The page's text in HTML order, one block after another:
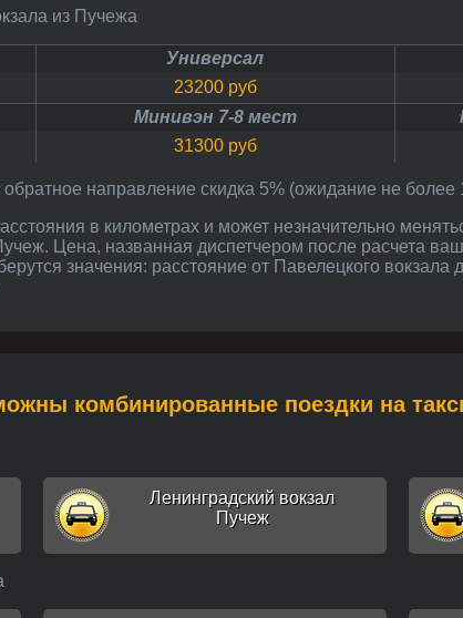
из Пучежа
Универсал
23200 руб
Минивэн 7-8 мест
31300 руб
обратное направление скидка 5% (ожидание не более
Цена, названная диспетчером после расчета
значения: расстояние от Павелецкого
комбинированные поездки на
Ленинградский вокзал
Пучеж